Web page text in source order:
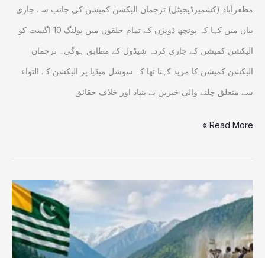
مظفرآباد (کشمیرڈیجیٹل) ترجمان الیکشن کمیشن کی جانب سے جاری
بیان میں کہا کہ پونچھ ڈویژن کے تمام حلقوں میں پولنگ 10 اگست کو
الیکشن کمیشن کے جاری کردہ شیڈول کے مطابق ہوگی۔ ترجمان
الیکشن کمیشن کا مزید کہنا تھا کہ سوشل میڈیا پر الیکشن کے التواء
سے متعلق چلنے والی خبریں بے بنیاد اور خلاف حقائق
Read More »
آزاد
کشمیر:
پونچھ
ڈویژن